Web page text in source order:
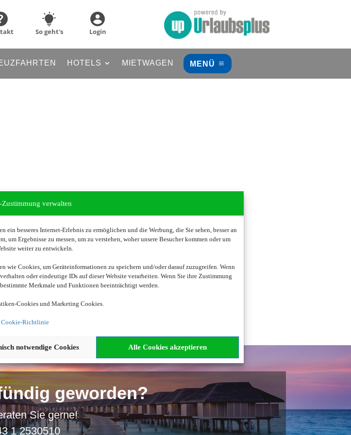
verwalten
besseres Internet-Erlebnis zu ermöglichen und die Werbung, die Sie sehen, besser an
um Ergebnisse zu messen, um zu verstehen, woher unsere Besucher kommen oder um
weiter zu entwickeln.
wie Cookies, um Geräteinformationen zu speichern und/oder darauf zuzugreifen. Wenn
oder eindeutige IDs auf dieser Website verarbeiten. Wenn Sie ihre Zustimmung
Merkmale und Funktionen beeinträchtigt werden.
Cookies und Marketing Cookies.
Cookie-Richtlinie
Alle Cookies akzeptieren
notwendige Cookies
So geht's Login
HOTELS MIETWAGEN MENÜ
Ihre Einwilligung
Cookies. Es werden ggf. personenbezogene Daten verarbeitet.
akzeptieren
geworden?
Sie gerne!
1 2530510